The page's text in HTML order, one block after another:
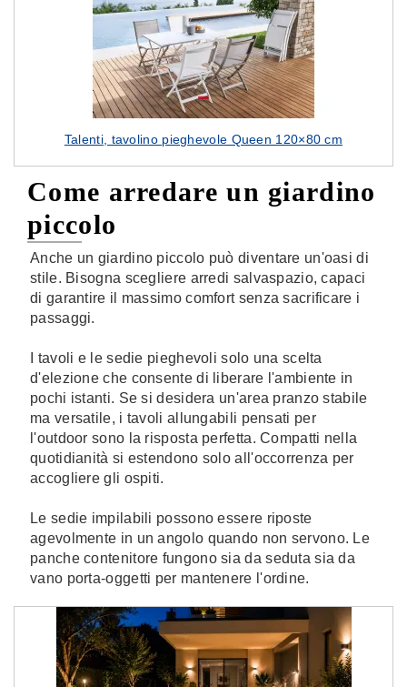
Talenti, tavolino pieghevole Queen 120×80 cm
Come arredare un giardino
piccolo
Anche un giardino piccolo può diventare un'oasi di
stile. Bisogna scegliere arredi salvaspazio, capaci
di garantire il massimo comfort senza sacrificare i
passaggi.
I tavoli e le sedie pieghevoli solo una scelta
d'elezione che consente di liberare l'ambiente in
pochi istanti. Se si desidera un'area pranzo stabile
ma versatile, i tavoli allungabili pensati per
l'outdoor sono la risposta perfetta. Compatti nella
quotidianità si estendono solo all'occorrenza per
accogliere gli ospiti.
Le sedie impilabili possono essere riposte
agevolmente in un angolo quando non servono. Le
panche contenitore fungono sia da seduta sia da
vano porta-oggetti per mantenere l'ordine.